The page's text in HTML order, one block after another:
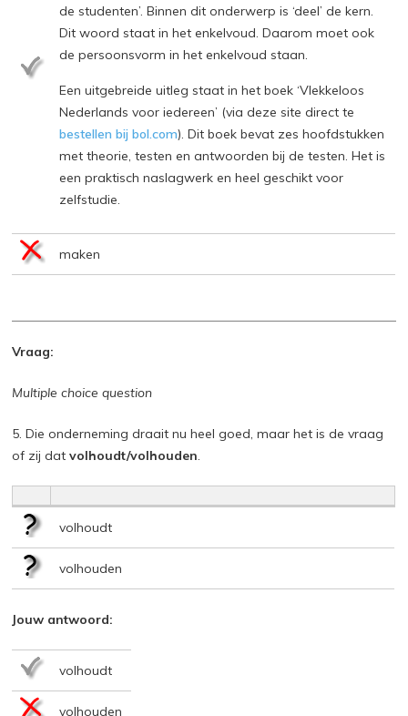
de studenten’. Binnen dit onderwerp is ‘deel’ de kern.
Dit woord staat in het enkelvoud. Daarom moet ook
de persoonsvorm in het enkelvoud staan.
Een uitgebreide uitleg staat in het boek ‘Vlekkeloos
Nederlands voor iedereen’ (via deze site direct te
bestellen bij bol.com). Dit boek bevat zes hoofdstukken
met theorie, testen en antwoorden bij de testen. Het is
een praktisch naslagwerk en heel geschikt voor
zelfstudie.
maken
Vraag:
Multiple choice question
5. Die onderneming draait nu heel goed, maar het is de vraag
of zij datvolhoudt/volhouden.
volhoudt
volhouden
Jouw antwoord:
volhoudt
volhouden